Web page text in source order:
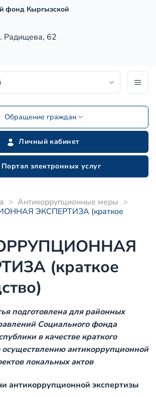
фонд Кыргызской
Радищева, 62
Обращение граждан
Личный кабинет
Портал электронных услуг
> Антикоррупционные меры >
ЭКСПЕРТИЗА (краткое
(краткое
подготовлена для районных
Социального фонда
в качестве краткого
осуществлению антикоррупционной
локальных актов
антикоррупционной экспертизы